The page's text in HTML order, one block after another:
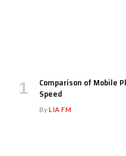
Comparison of Mobile
Speed
ByLIA FM